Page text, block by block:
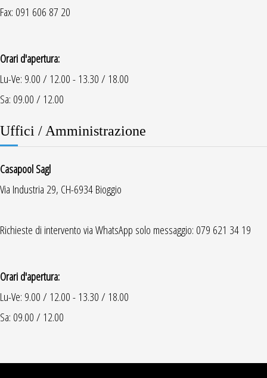
Fax: 091 606 87 20
Orari d'apertura:
Lu-Ve: 9.00 / 12.00 - 13.30 / 18.00
Sa: 09.00 / 12.00
Uffici / Amministrazione
Casapool Sagl
Via Industria 29, CH-6934 Bioggio
Richieste di intervento via WhatsApp solo messaggio: 079 621 34 19
Orari d'apertura:
Lu-Ve: 9.00 / 12.00 - 13.30 / 18.00
Sa: 09.00 / 12.00